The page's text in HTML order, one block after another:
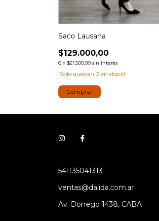
Saco Lausana
$129.000,00
6 x $21.500,00 sin interés
¡Solo quedan 2 en stock!
Comprar
541135041313
ventas@dalida.com.ar
Av. Dorrego 1438, CABA